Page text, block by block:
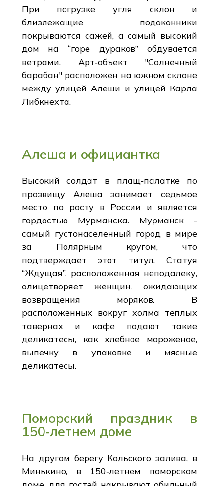
При погрузке угля склон и
близлежащие подоконники
покрываются сажей, а самый высокий
дом на “горе дураков” обдувается
ветрами. Арт‑объект "Солнечный
барабан" расположен на южном склоне
между улицей Алеши и улицей Карла
Либкнехта.
Алеша и официантка
Высокий солдат в плащ‑палатке по
прозвищу Алеша занимает седьмое
место по росту в России и является
гордостью Мурманска. Мурманск -
самый густонаселенный город в мире
за Полярным кругом, что
подтверждает этот титул. Статуя
“Ждущая”, расположенная неподалеку,
олицетворяет женщин, ожидающих
возвращения моряков. В
расположенных вокруг холма теплых
тавернах и кафе подают такие
деликатесы, как хлебное мороженое,
выпечку в упаковке и мясные
деликатесы.
Поморский праздник в
150‑летнем доме
На другом берегу Кольского залива, в
Минькино, в 150‑летнем поморском